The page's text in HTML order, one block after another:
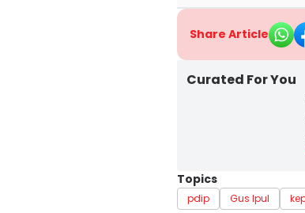
Share Article
Curated For You
Topics
pdip Gus Ipul